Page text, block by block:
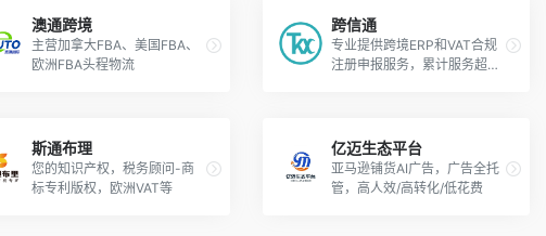
澳通跨境
主营加拿大FBA、美国FBA、
欧洲FBA头程物流
跨信通
专业提供跨境ERP和VAT合规
注册申报服务，累计服务超12
斯通布理
您的知识产权，税务顾问-商
标专利版权，欧洲VAT等
亿迈生态平台
亚马逊铺货AI广告，广告全托
管，高人效/高转化/低花费